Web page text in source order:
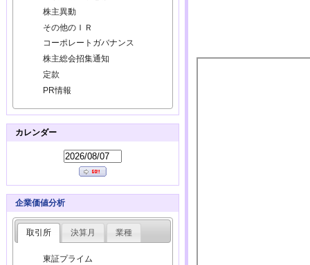
株主異動
その他のＩＲ
コーポレートガバナンス
株主総会招集通知
定款
PR情報
カレンダー
企業価値分析
取引所 決算月 業種
東証プライム